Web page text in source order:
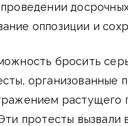
оппозиции и
бросить
организованные
растущего
протесты вызвали